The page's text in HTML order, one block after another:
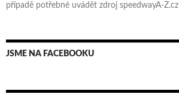
případě potřebné uvádět zdroj speedwayA-Z.cz
JSME NA FACEBOOKU